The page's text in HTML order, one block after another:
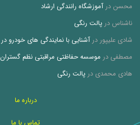
محسن درآموزشگاه رانندگی ارشاد
ناشناس در پالت رنگی
شادی علیپور درآشنایی با نمایندگی های خودرو
مصطفی در موسسه حفاظتی مراقبتی نظم
هادی محمدی در پالت رنگی
درباره ما
تماس با ما